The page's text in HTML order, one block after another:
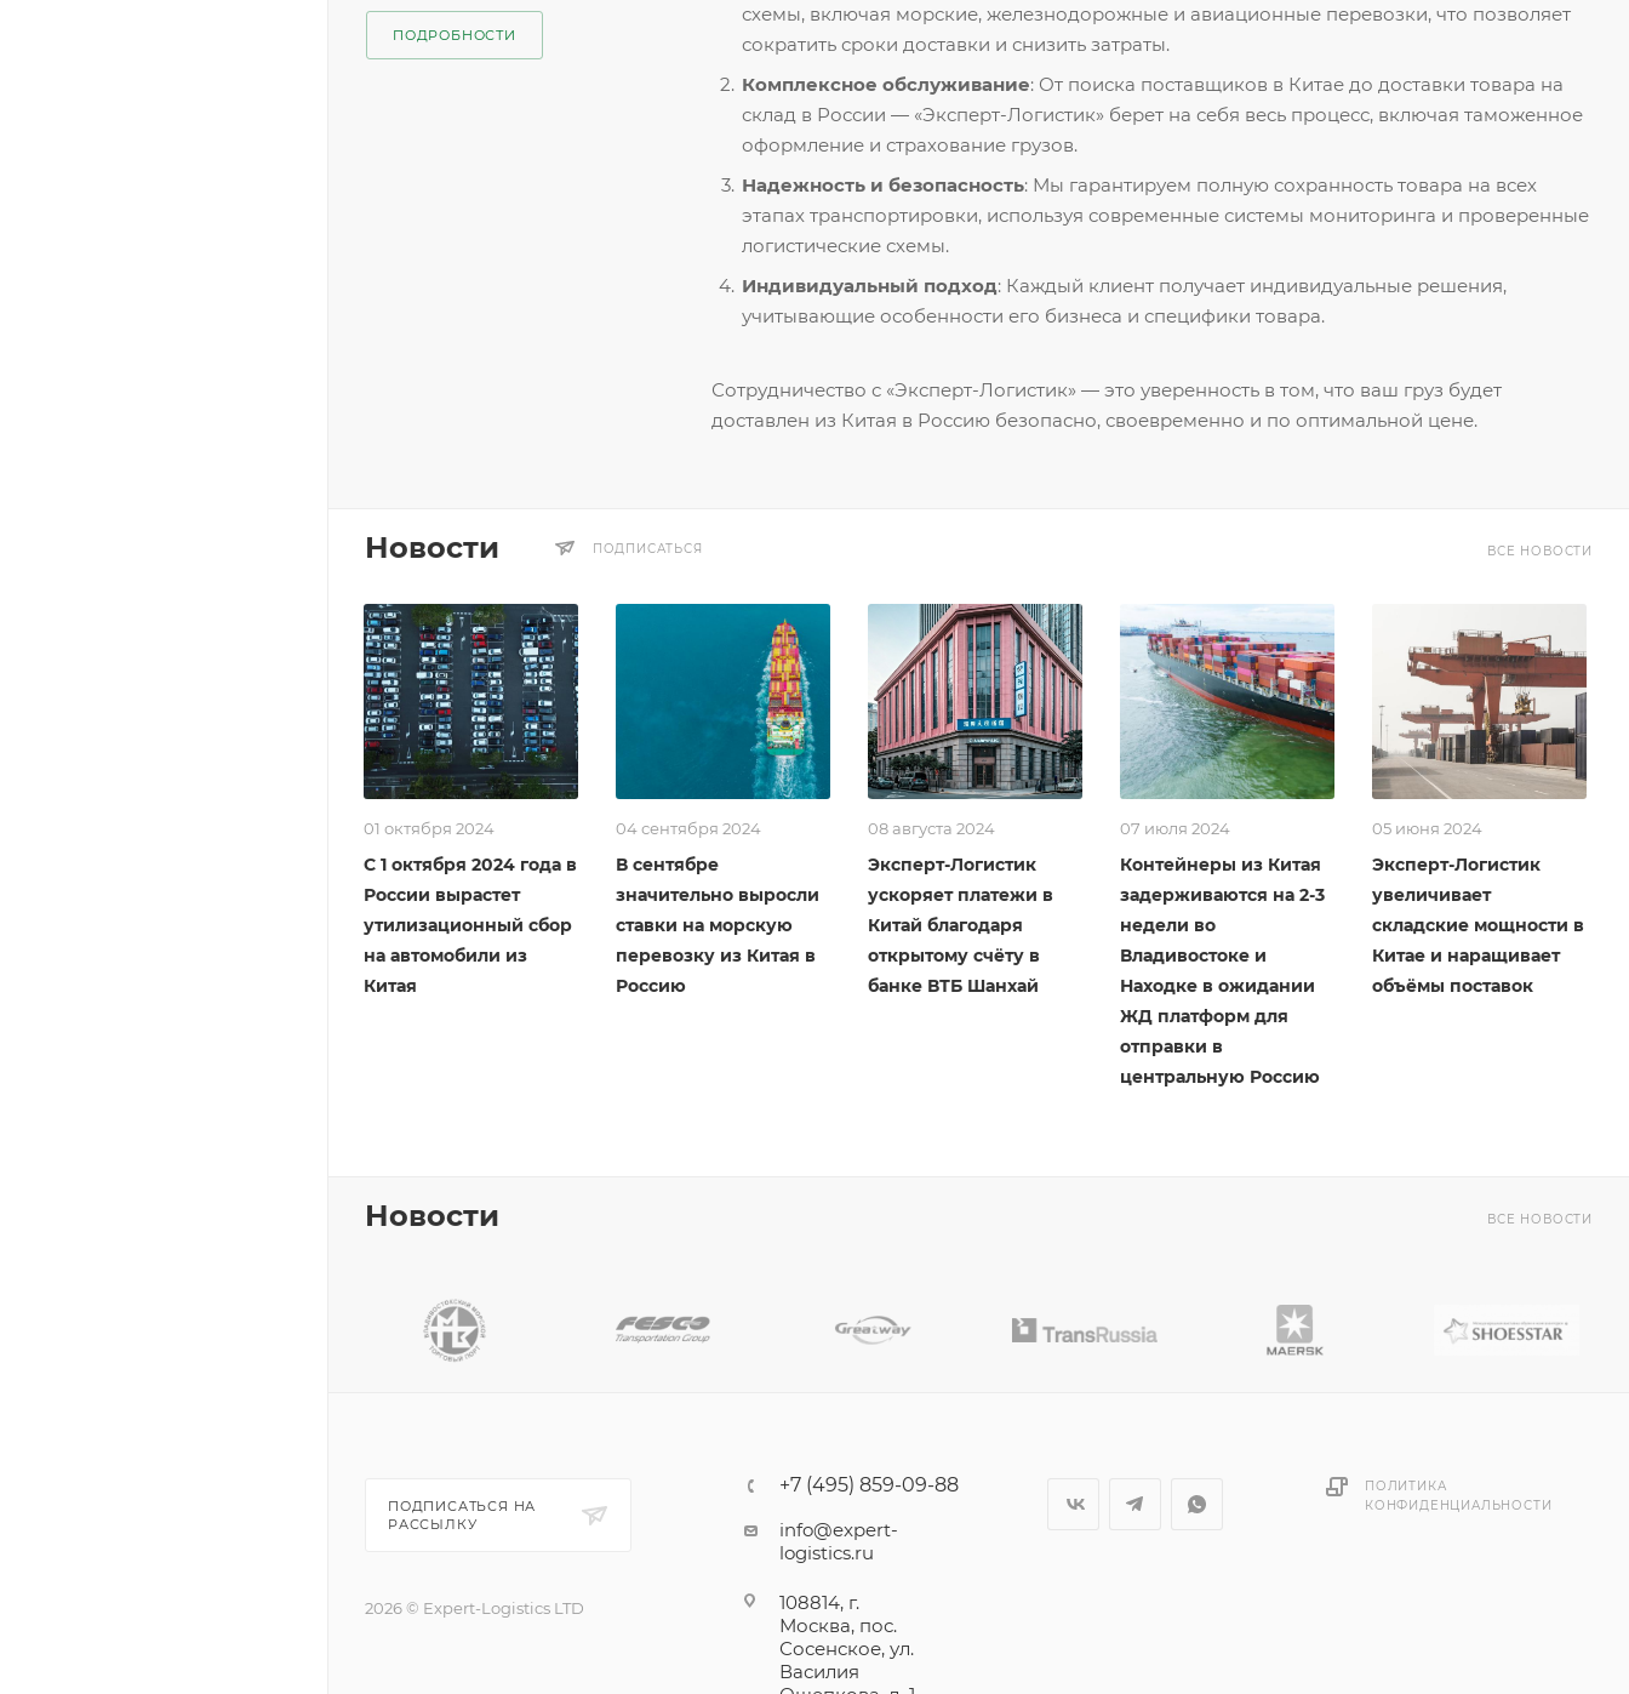
схемы, включая морские, железнодорожные и авиационные перевозки, что позволяет
сократить сроки доставки и снизить затраты.
Комплексное обслуживание: От поиска поставщиков в Китае до доставки товара на
склад в России — «Эксперт-Логистик» берет на себя весь процесс, включая таможенное
оформление и страхование грузов.
Надежность и безопасность: Мы гарантируем полную сохранность товара на всех
этапах транспортировки, используя современные системы мониторинга и проверенные
логистические схемы.
Индивидуальный подход: Каждый клиент получает индивидуальные решения,
учитывающие особенности его бизнеса и специфики товара.
Сотрудничество с «Эксперт-Логистик» — это уверенность в том, что ваш груз будет
доставлен из Китая в Россию безопасно, своевременно и по оптимальной цене.
ПОДРОБНОСТИ
Новости ПОДПИСАТЬСЯ ВСЕ НОВОСТИ
01 октября 2024
С 1 октября 2024 года в
России вырастет
утилизационный сбор
на автомобили из
Китая
04 сентября 2024
В сентябре
значительно выросли
ставки на морскую
перевозку из Китая в
Россию
08 августа 2024
Эксперт-Логистик
ускоряет платежи в
Китай благодаря
открытому счёту в
банке ВТБ Шанхай
07 июля 2024
Контейнеры из Китая
задерживаются на 2-3
недели во
Владивостоке и
Находке в ожидании
ЖД платформ для
отправки в
центральную Россию
05 июня 2024
Эксперт-Логистик
увеличивает
складские мощности в
Китае и наращивает
объёмы поставок
Новости ВСЕ НОВОСТИ
ПОДПИСАТЬСЯ НА
РАССЫЛКУ
2026 © Expert-Logistics LTD
+7 (495) 859-09-88
info@expert-
logistics.ru
108814, г.
Москва, пос.
Сосенское, ул.
Василия
ПОЛИТИКА
КОНФИДЕНЦИАЛЬНОСТИ